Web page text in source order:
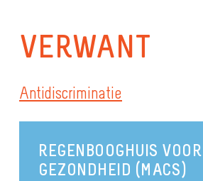
VERWANT
Antidiscriminatie
REGENBOOGHUIS VOOR
GEZONDHEID (MACS)